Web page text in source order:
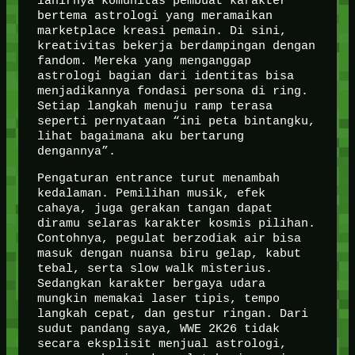
bertema astrologi yang meramaikan
marketplace kreasi pemain. Di sini,
kreativitas bekerja berdampingan dengan
fandom. Mereka yang menganggap
astrologi bagian dari identitas bisa
menjadikannya fondasi persona di ring.
Setiap langkah menuju ramp terasa
seperti pernyataan “ini peta bintangku,
lihat bagaimana aku bertarung
dengannya”.
Pengaturan entrance turut menambah
kedalaman. Pemilihan musik, efek
cahaya, juga gerakan tangan dapat
diramu selaras karakter kosmis pilihan.
Contohnya, pegulat berzodiak air bisa
masuk dengan nuansa biru gelap, kabut
tebal, serta slow walk misterius.
Sedangkan karakter bergaya udara
mungkin memakai laser tipis, tempo
langkah cepat, dan gestur ringan. Dari
sudut pandang saya, WWE 2K26 tidak
secara eksplisit menjual astrologi,